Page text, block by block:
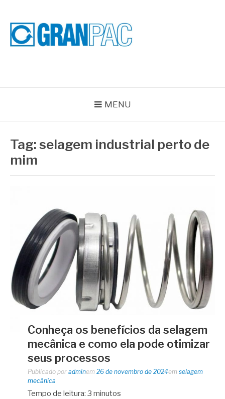
conteúdo
MENU
Tag:selagem industrial perto de
mim
Conheça os benefícios da selagem
mecânica e como ela pode otimizar
seus processos
Publicado por adminem 26 de novembro de 2024em selagem
mecânica
Tempo de leitura: 3 minutos